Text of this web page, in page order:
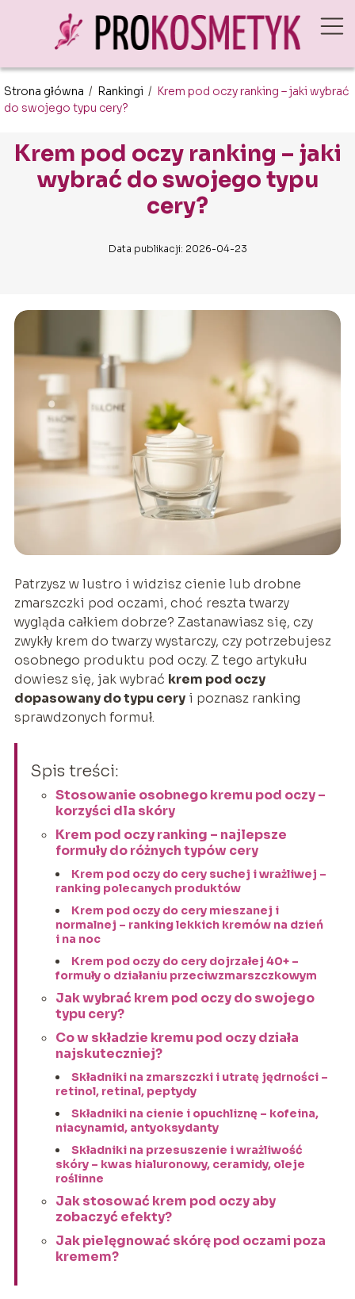
Strona główna / Rankingi / Krem pod oczy ranking – jaki wybrać
do swojego typu cery?
Krem pod oczy ranking – jaki
wybrać do swojego typu
cery?
Data publikacji: 2026-04-23
Patrzysz w lustro i widzisz cienie lub drobne
zmarszczki pod oczami, choć reszta twarzy
wygląda całkiem dobrze? Zastanawiasz się, czy
zwykły krem do twarzy wystarczy, czy potrzebujesz
osobnego produktu pod oczy. Z tego artykułu
dowiesz się, jak wybrać krem pod oczy
dopasowany do typu ceryi poznasz ranking
sprawdzonych formuł.
Spis treści:
Stosowanie osobnego kremu pod oczy –
korzyści dla skóry
Krem pod oczy ranking – najlepsze
formuły do różnych typów cery
Krem pod oczy do cery suchej i wrażliwej –
ranking polecanych produktów
Krem pod oczy do cery mieszanej i
normalnej – ranking lekkich kremów na dzień
i na noc
Krem pod oczy do cery dojrzałej 40+ –
formuły o działaniu przeciwzmarszczkowym
Jak wybrać krem pod oczy do swojego
typu cery?
Co w składzie kremu pod oczy działa
najskuteczniej?
Składniki na zmarszczki i utratę jędrności –
retinol, retinal, peptydy
Składniki na cienie i opuchliznę – kofeina,
niacynamid, antyoksydanty
Składniki na przesuszenie i wrażliwość
skóry – kwas hialuronowy, ceramidy, oleje
roślinne
Jak stosować krem pod oczy aby
zobaczyć efekty?
Jak pielęgnować skórę pod oczami poza
kremem?